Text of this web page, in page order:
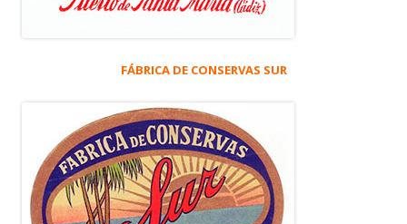
FÁBRICA DE CONSERVAS SUR